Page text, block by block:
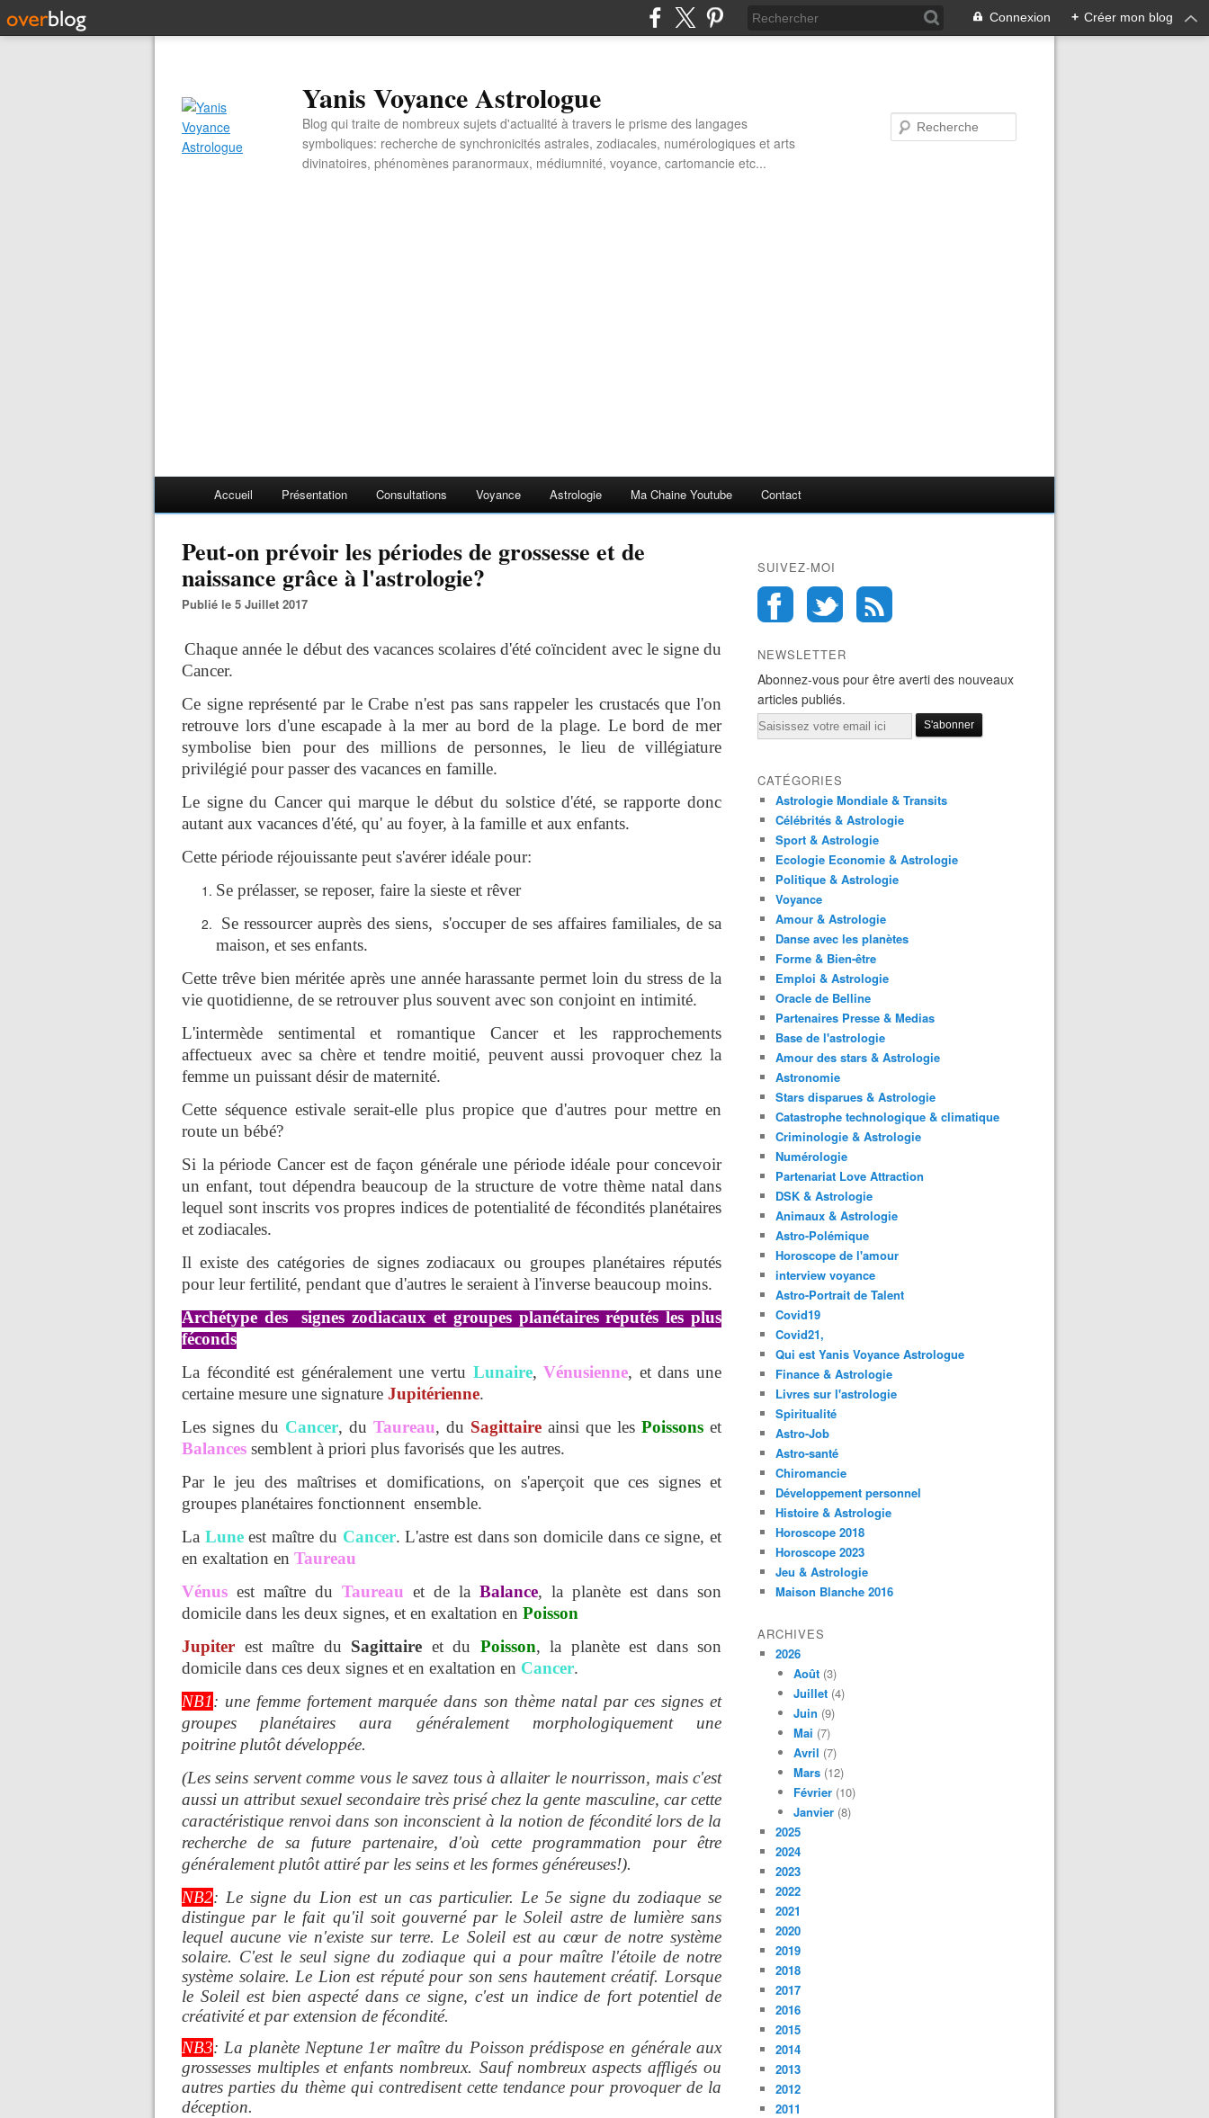
Connexion + Créer mon blog
Yanis Voyance Astrologue
Blog qui traite de nombreux sujets d'actualité à travers le prisme des langages
symboliques: recherche de synchronicités astrales, zodiacales, numérologiques et arts
divinatoires, phénomènes paranormaux, médiumnité, voyance, cartomancie etc...
Accueil Présentation Consultations Voyance Astrologie Ma Chaine Youtube Contact
Peut-on prévoir les périodes de grossesse et de
naissance grâce à l'astrologie?
Publié le 5 Juillet 2017
Chaque année le début des vacances scolaires d'été coïncident avec le signe du
Cancer.
Ce signe représenté par le Crabe n'est pas sans rappeler les crustacés que l'on
retrouve lors d'une escapade à la mer au bord de la plage. Le bord de mer
symbolise bien pour des millions de personnes, le lieu de villégiature
privilégié pour passer des vacances en famille.
Le signe du Cancer qui marque le début du solstice d'été, se rapporte donc
autant aux vacances d'été, qu' au foyer, à la famille et aux enfants.
Cette période réjouissante peut s'avérer idéale pour:
Se prélasser, se reposer, faire la sieste et rêver
Se ressourcer auprès des siens, s'occuper de ses affaires familiales, de sa
maison, et ses enfants.
Cette trêve bien méritée après une année harassante permet loin du stress de la
vie quotidienne, de se retrouver plus souvent avec son conjoint en intimité.
L'intermède sentimental et romantique Cancer et les rapprochements
affectueux avec sa chère et tendre moitié, peuvent aussi provoquer chez la
femme un puissant désir de maternité.
Cette séquence estivale serait-elle plus propice que d'autres pour mettre en
route un bébé?
Si la période Cancer est de façon générale une période idéale pour concevoir
un enfant, tout dépendra beaucoup de la structure de votre thème natal dans
lequel sont inscrits vos propres indices de potentialité de fécondités planétaires
et zodiacales.
Il existe des catégories de signes zodiacaux ou groupes planétaires réputés
pour leur fertilité, pendant que d'autres le seraient à l'inverse beaucoup moins.
Archétype des signes zodiacaux et groupes planétaires réputés les plus
féconds
La fécondité est généralement une vertu Lunaire,Vénusienne, et dans une
certaine mesure une signature Jupitérienne.
Les signes du Cancer, du Taureau, du Sagittaire ainsi que les Poissons et
Balances semblent à priori plus favorisés que les autres.
Par le jeu des maîtrises et domifications, on s'aperçoit que ces signes et
groupes planétaires fonctionnent ensemble.
La Lune est maître du Cancer. L'astre est dans son domicile dans ce signe, et
en exaltation en Taureau
Vénus est maître du Taureau et de la Balance, la planète est dans son
domicile dans les deux signes, et en exaltation en Poisson
Jupiter est maître du Sagittaire et du Poisson, la planète est dans son
domicile dans ces deux signes et en exaltation en Cancer.
NB1: une femme fortement marquée dans son thème natal par ces signes et
groupes planétaires aura généralement morphologiquement une
poitrine plutôt développée.
(Les seins servent comme vous le savez tous à allaiter le nourrisson, mais c'est
aussi un attribut sexuel secondaire très prisé chez la gente masculine, car cette
caractéristique renvoi dans son inconscient à la notion de fécondité lors de la
recherche de sa future partenaire, d'où cette programmation pour être
généralement plutôt attiré par les seins et les formes généreuses!).
NB2: Le signe du Lion est un cas particulier. Le 5e signe du zodiaque se
distingue par le fait qu'il soit gouverné par le Soleil astre de lumière sans
lequel aucune vie n'existe sur terre. Le Soleil est au cœurde notre système
solaire. C'est le seul signe du zodiaque qui a pour maître l'étoile de notre
système solaire. Le Lion est réputé pour son sens hautement créatif. Lorsque
le Soleil est bien aspecté dans ce signe, c'est un indice de fort potentiel de
créativité et par extension de fécondité.
NB3: La planète Neptune 1er maître du Poisson prédispose en générale aux
grossesses multiples et enfants nombreux. Sauf nombreux aspects affligés ou
autres parties du thème qui contredisent cette tendance pour provoquer de la
déception.
SUIVEZ-MOI
NEWSLETTER
Abonnez-vous pour être averti des nouveaux
articles publiés.
Email
CATÉGORIES
Astrologie Mondiale & Transits
Célébrités & Astrologie
Sport & Astrologie
Ecologie Economie & Astrologie
Politique & Astrologie
Voyance
Amour & Astrologie
Danse avec les planètes
Forme & Bien-être
Emploi & Astrologie
Oracle de Belline
Partenaires Presse & Medias
Base de l'astrologie
Amour des stars & Astrologie
Astronomie
Stars disparues & Astrologie
Catastrophe technologique & climatique
Criminologie & Astrologie
Numérologie
Partenariat Love Attraction
DSK & Astrologie
Animaux & Astrologie
Astro-Polémique
Horoscope de l'amour
interview voyance
Astro-Portrait de Talent
Covid19
Covid21,
Qui est Yanis Voyance Astrologue
Finance & Astrologie
Livres sur l'astrologie
Spiritualité
Astro-Job
Astro-santé
Chiromancie
Développement personnel
Histoire & Astrologie
Horoscope 2018
Horoscope 2023
Jeu & Astrologie
Maison Blanche 2016
ARCHIVES
2026
Août (3)
Juillet (4)
Juin (9)
Mai (7)
Avril (7)
Mars (12)
Février (10)
Janvier (8)
2025
2024
2023
2022
2021
2020
2019
2018
2017
2016
2015
2014
2013
2012
2011